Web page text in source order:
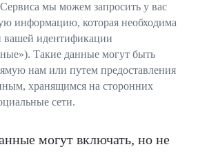
мы можем запросить у вас
информацию, которая необходима
вашей идентификации
Такие данные могут быть
нам или путем предоставления
хранящимся на сторонних
сети.
могут включать, но не